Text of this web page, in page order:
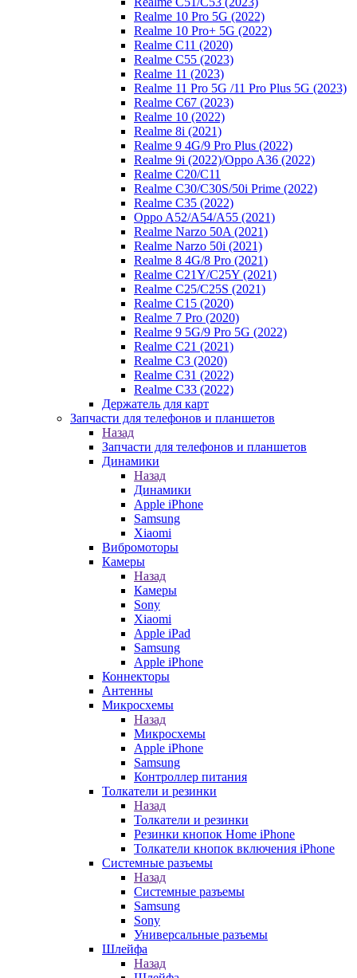
Realme 10 Pro 5G (2022)
Realme 10 Pro+ 5G (2022)
Realme C11 (2020)
Realme C55 (2023)
Realme 11 (2023)
Realme 11 Pro 5G /11 Pro Plus 5G (2023)
Realme C67 (2023)
Realme 10 (2022)
Realme 8i (2021)
Realme 9 4G/9 Pro Plus (2022)
Realme 9i (2022)/Oppo A36 (2022)
Realme C20/C11
Realme C30/C30S/50i Prime (2022)
Realme C35 (2022)
Oppo A52/A54/A55 (2021)
Realme Narzo 50A (2021)
Realme Narzo 50i (2021)
Realme 8 4G/8 Pro (2021)
Realme C21Y/C25Y (2021)
Realme C25/C25S (2021)
Realme C15 (2020)
Realme 7 Pro (2020)
Realme 9 5G/9 Pro 5G (2022)
Realme C21 (2021)
Realme C3 (2020)
Realme C31 (2022)
Realme C33 (2022)
Держатель для карт
Запчасти для телефонов и планшетов
Назад
Запчасти для телефонов и планшетов
Динамики
Назад
Динамики
Apple iPhone
Samsung
Xiaomi
Вибромоторы
Камеры
Назад
Камеры
Sony
Xiaomi
Apple iPad
Samsung
Apple iPhone
Коннекторы
Антенны
Микросхемы
Назад
Микросхемы
Apple iPhone
Samsung
Контроллер питания
Толкатели и резинки
Назад
Толкатели и резинки
Резинки кнопок Home iPhone
Толкатели кнопок включения iPhone
Системные разъемы
Назад
Системные разъемы
Samsung
Sony
Универсальные разъемы
Шлейфа
Назад